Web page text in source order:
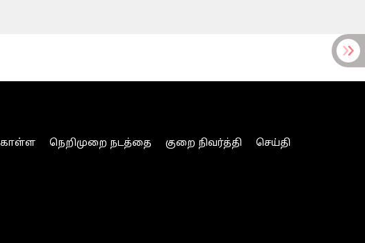
நெறிமுறை நடத்தை குறை நிவர்த்தி
செய்தி